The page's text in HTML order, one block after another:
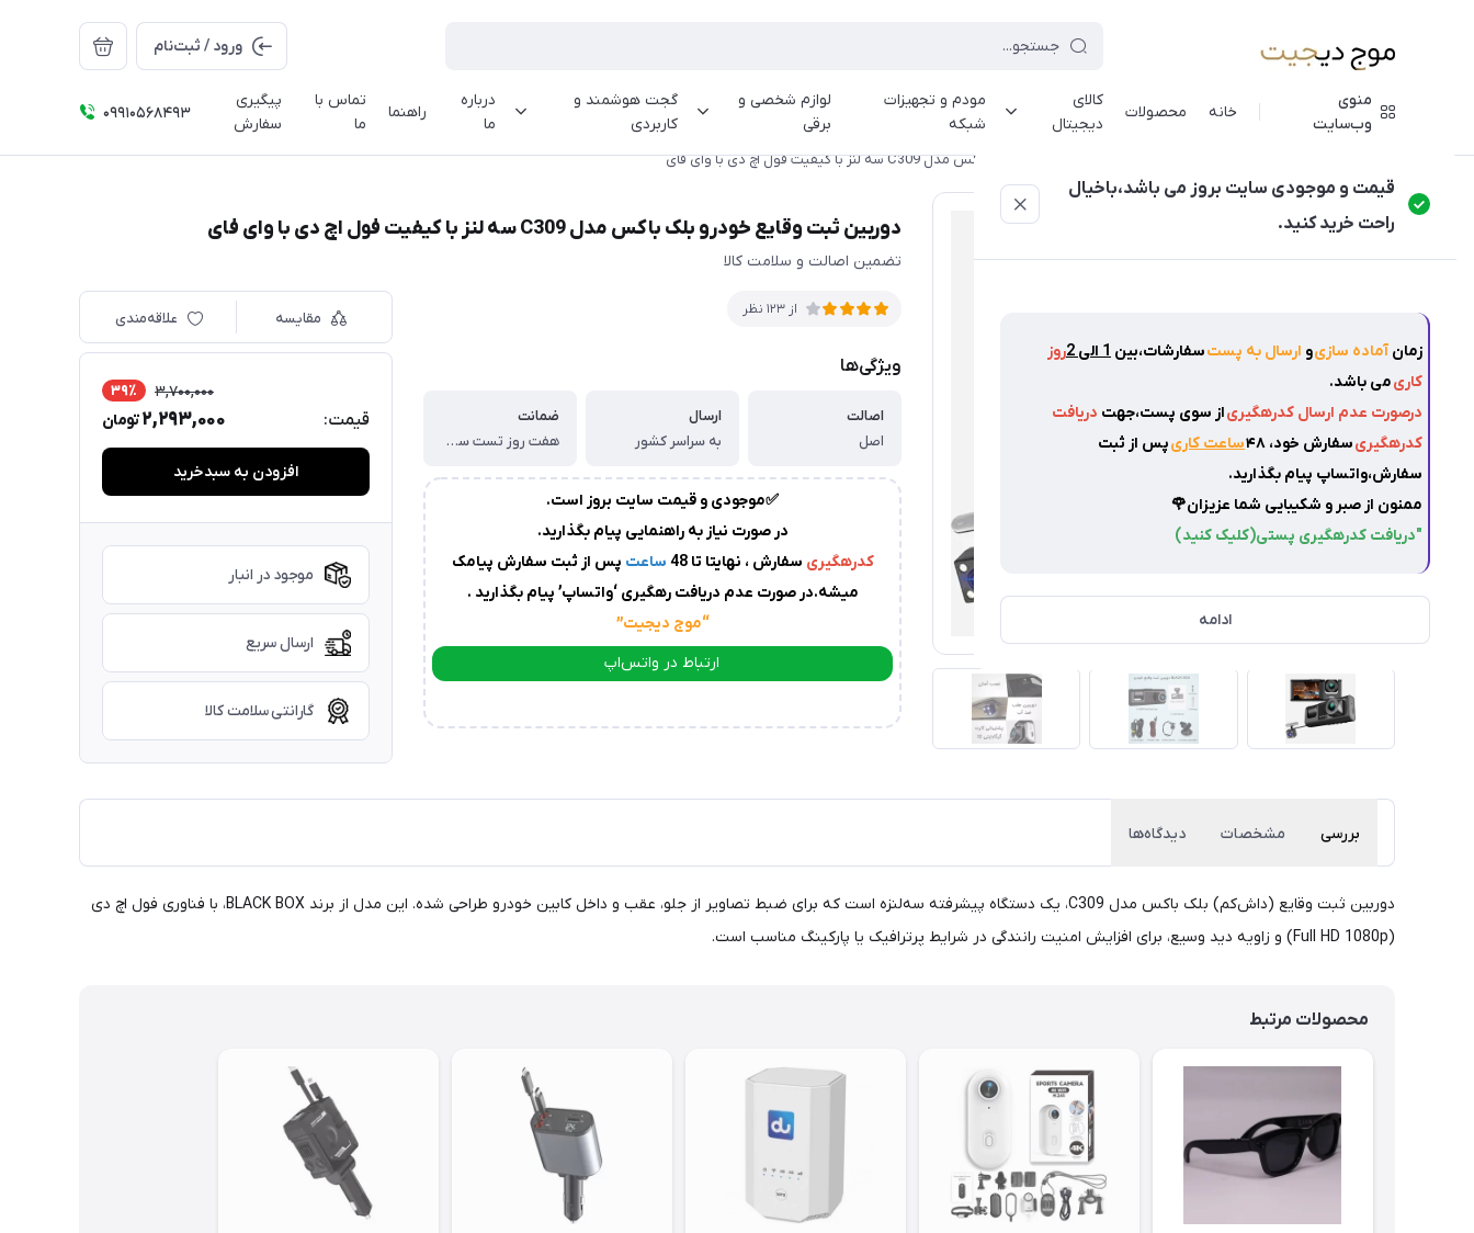
ورود / ثبت‌نام
منوی
وب‌سایت
خانه محصولات
کالای
دیجیتال
مودم و تجهیزات
شبکه
لوازم شخصی و
برقی
گجت هوشمند و
کاربردی
درباره
ما
راهنما
تماس با
ما
پیگیری
سفارش
09910568493
قیمت و موجودی سایت بروز می باشد،باخیال
راحت خرید کنید.
زمان آماده سازیو ارسال به پستسفارشات،بین 1 الی 2
روز
کاریمی باشد.
درصورت عدم ارسال کدرهگیریاز سوی پست،جهت دریافت
کدرهگیریسفارش خود، ۴۸ ساعت کاریپس از ثبت
سفارش،واتساپ پیام بگذارید.
ممنون از صبر و شکیبایی شما عزیزان🌹
"دریافت کدرهگیری پستی(کلیک کنید)
ادامه
دوربین ثبت وقایع خودرو بلک باکس مدل C309 سه لنز با کیفیت فول اچ دی با وای فای
دوربین ثبت وقایع خودرو بلک باکس مدل C309 سه لنز با کیفیت فول اچ دی با وای فای
تضمین اصالت و‌ سلامت کالا
از 123 نظر
ویژگی‌ها
اصالت
اصل
ارسال
به سراسر کشور
ضمانت
هفت روز تست سلامت کالا
✅موجودی و قیمت سایت بروز است.
در صورت نیاز به راهنمایی پیام بگذارید.
کدرهگیری سفارش ، نهایتا تا 48 ساعت پس از ثبت سفارش پیامک
میشه.در صورت عدم دریافت رهگیری ‘واتساپ’ پیام بگذارید .
“موج دیجیت”
ارتباط در واتس‌اپ
مقایسه علاقه‌مندی
قیمت:
3,700,000 39٪
2,293,000تومان
افزودن به سبدخرید
موجود در انبار
ارسال سریع
گارانتی سلامت کالا
بررسی مشخصات دیدگاه‌ها
دوربین ثبت وقایع (داش‌کم) بلک باکس مدل C309، یک دستگاه پیشرفته سه‌لنزه است که برای ضبط تصاویر از جلو، عقب و داخل کابین خودرو طراحی شده. این مدل از برند BLACK BOX، با فناوری فول اچ دی
(Full HD 1080p) و زاویه دید وسیع، برای افزایش امنیت رانندگی در شرایط پرترافیک یا پارکینگ مناسب است.
محصولات مرتبط